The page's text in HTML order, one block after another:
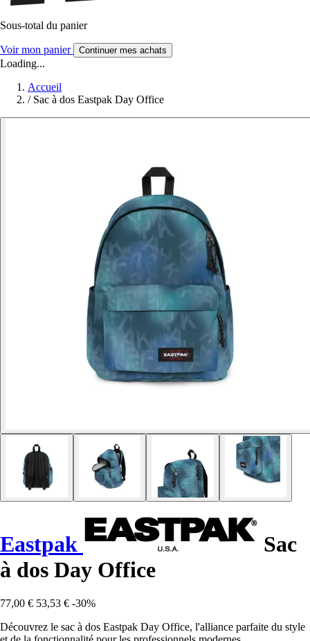
Sous-total du panier
Voir mon panier Continuer mes achats
Loading...
Accueil
/ Sac à dos Eastpak Day Office
Eastpak
Sac
à dos Day Office
77,00 € 53,53 € -30%
Découvrez le sac à dos Eastpak Day Office, l'alliance parfaite du style